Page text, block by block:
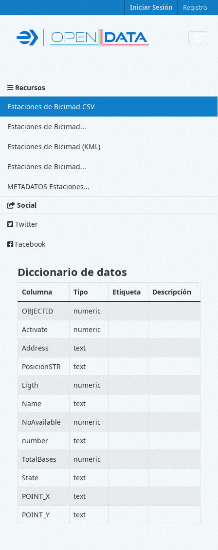
Iniciar Sesión Registro
Diccionario de datos
Columna Tipo Etiqueta Descripción
OBJECTID
numeric
Activate
numeric
Address
text
PosicionSTR
text
Ligth
numeric
Name
text
NoAvailable
numeric
number
text
TotalBases
numeric
State
text
POINT_X
text
POINT_Y
text
Recursos
Estaciones de Bicimad CSV
Estaciones de Bicimad...
Estaciones de Bicimad (KML)
Estaciones de Bicimad...
METADATOS Estaciones...
Social
Twitter
Facebook